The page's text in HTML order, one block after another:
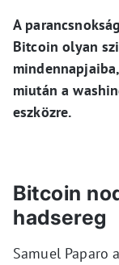
A
Bitcoin olyan
miután a
eszközre.
Bitcoin
hadsereg
Samuel Paparo